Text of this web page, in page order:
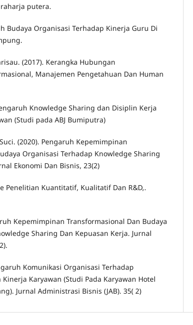
raharja putera.
Budaya Organisasi Terhadap Kinerja Guru Di
(2017). Kerangka Hubungan
Manajemen Pengetahuan Dan Human
Knowledge Sharing dan Disiplin Kerja
(Studi pada ABJ Bumiputra)
(2020). Pengaruh Kepemimpinan
Organisasi Terhadap Knowledge Sharing
Ekonomi Dan Bisnis, 23(2)
Penelitian Kuantitatif, Kualitatif Dan R&D,.
Kepemimpinan Transformasional Dan Budaya
Sharing Dan Kepuasan Kerja. Jurnal
Komunikasi Organisasi Terhadap
Karyawan (Studi Pada Karyawan Hotel
Jurnal Administrasi Bisnis (JAB). 35( 2)